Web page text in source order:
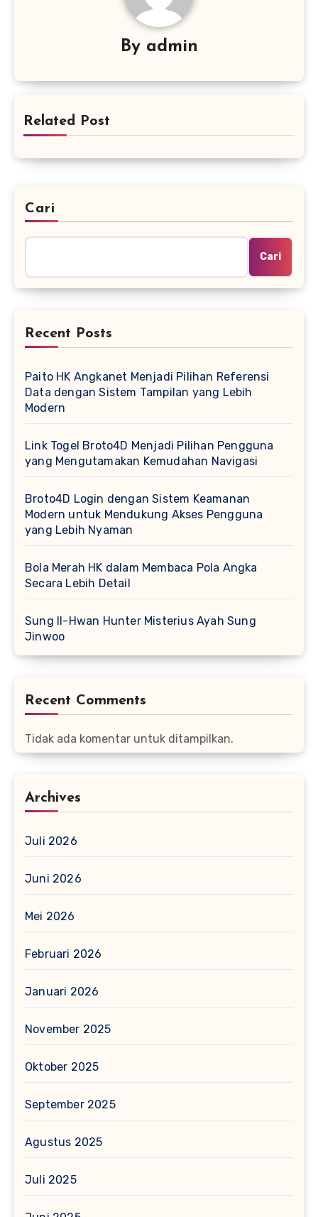
By admin
Related Post
Cari
Cari
Recent Posts
Paito HK Angkanet Menjadi Pilihan Referensi
Data dengan Sistem Tampilan yang Lebih
Modern
Link Togel Broto4D Menjadi Pilihan Pengguna
yang Mengutamakan Kemudahan Navigasi
Broto4D Login dengan Sistem Keamanan
Modern untuk Mendukung Akses Pengguna
yang Lebih Nyaman
Bola Merah HK dalam Membaca Pola Angka
Secara Lebih Detail
Sung Il-Hwan Hunter Misterius Ayah Sung
Jinwoo
Recent Comments
Tidak ada komentar untuk ditampilkan.
Archives
Juli 2026
Juni 2026
Mei 2026
Februari 2026
Januari 2026
November 2025
Oktober 2025
September 2025
Agustus 2025
Juli 2025